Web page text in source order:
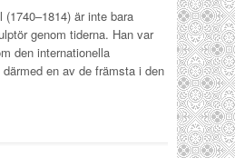
(1740–1814) är inte bara
genom tiderna. Han var
den internationella
en av de främsta i den